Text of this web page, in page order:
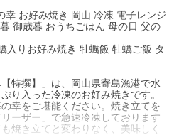
幸 お好み焼き 岡山 冷凍 電子レンジ
御歳暮 おうちごはん 母の日 父の
入りお好み焼き 牡蠣飯 牡蠣ご飯 タ
特撰】」は、岡山県寄島漁港で水
り入った冷凍のお好み焼きです。
幸をご堪能ください。焼き立てを
ーザー」で急速冷凍しております
焼き立てと変わりなく、美味しく